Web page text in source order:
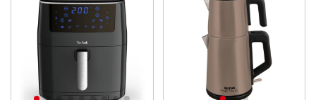
birleşen güçlü 1000W
motor, yüksek
performanslı karıştırma
ve bebeğiniz için ideal,
inanılmaz pürüzsüz
sonuçlar sunar. Kullanımı